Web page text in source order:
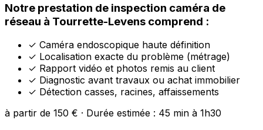
Notre prestation de inspection caméra de
réseau à Tourrette-Levens comprend :
✓ Caméra endoscopique haute définition
✓ Localisation exacte du problème (métrage)
✓ Rapport vidéo et photos remis au client
✓ Diagnostic avant travaux ou achat immobilier
✓ Détection casses, racines, affaissements
à partir de 150 € · Durée estimée : 45 min à 1h30